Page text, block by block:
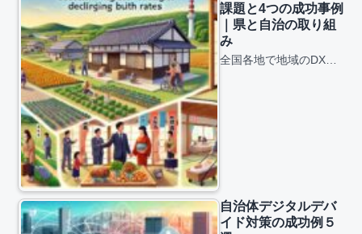
課題と4つの成功事例
｜県と自治の取り組
み
全国各地で地域のDX…
自治体デジタルデバ
イド対策の成功例５